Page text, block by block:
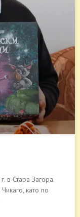
в Стара Загора.
като по